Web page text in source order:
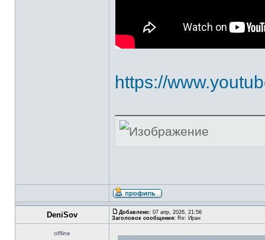
https://
DeniSov Добавлено: 07 апр, 2026, 21:56
Заголовок сообщения: Re: Иран
offline